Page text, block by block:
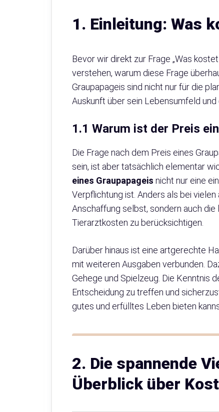
1. Einleitung: Was
Bevor wir direkt zur Frage „Was
verstehen, warum diese Frage
Graupapageis sind nicht nur für die
Auskunft über sein Lebensumfeld
1.1 Warum ist der Preis
Die Frage nach dem Preis eines
sein, ist aber tatsächlich elementar
eines Graupapageis nicht nur eine
Verpflichtung ist. Anders als bei
Anschaffung selbst, sondern auch
Tierarztkosten zu berücksichtigen.
Darüber hinaus ist eine artgerechte
mit weiteren Ausgaben verbunden.
Gehege und Spielzeug. Die Kenntnis
Entscheidung zu treffen und
gutes und erfülltes Leben bieten
2. Die spannende
Überblick über